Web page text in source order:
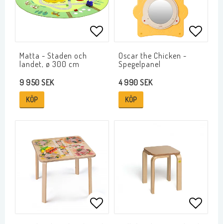
Lägg till i favoritlistan
Matta - Staden och
landet, ø 300 cm
9 950 SEK
KÖP
Oscar the Chicken -
Spegelpanel
4 990 SEK
KÖP